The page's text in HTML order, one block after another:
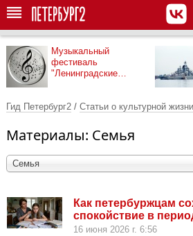
Музыкальный
фестиваль
"Ленинградские
Гид Петербург2 / Статьи о культурной
Материалы: Семья
Семья
Как петербуржцам
спокойствие в
16 июня 2026 г. 6:56